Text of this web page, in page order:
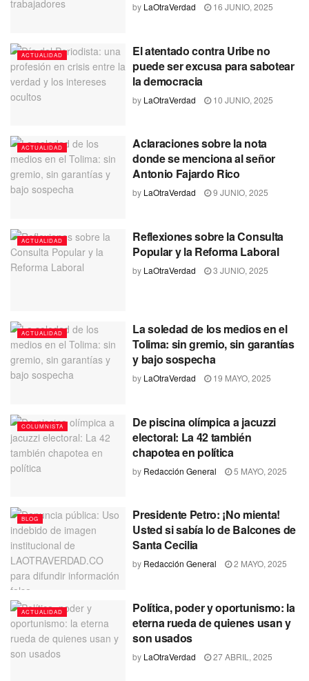
by LaOtraVerdad 16 JUNIO, 2025
ACTUALIDAD
El atentado contra Uribe no
puede ser excusa para sabotear
la democracia
by LaOtraVerdad 10 JUNIO, 2025
ACTUALIDAD
Aclaraciones sobre la nota
donde se menciona al señor
Antonio Fajardo Rico
by LaOtraVerdad 9 JUNIO, 2025
ACTUALIDAD
Reflexiones sobre la Consulta
Popular y la Reforma Laboral
by LaOtraVerdad 3 JUNIO, 2025
ACTUALIDAD
La soledad de los medios en el
Tolima: sin gremio, sin garantías
y bajo sospecha
by LaOtraVerdad 19 MAYO, 2025
COLUMNISTA
De piscina olímpica a jacuzzi
electoral: La 42 también
chapotea en política
by Redacción General 5 MAYO, 2025
BLOG
Presidente Petro: ¡No mienta!
Usted si sabía lo de Balcones de
Santa Cecilia
by Redacción General 2 MAYO, 2025
ACTUALIDAD
Política, poder y oportunismo: la
eterna rueda de quienes usan y
son usados
by LaOtraVerdad 27 ABRIL, 2025